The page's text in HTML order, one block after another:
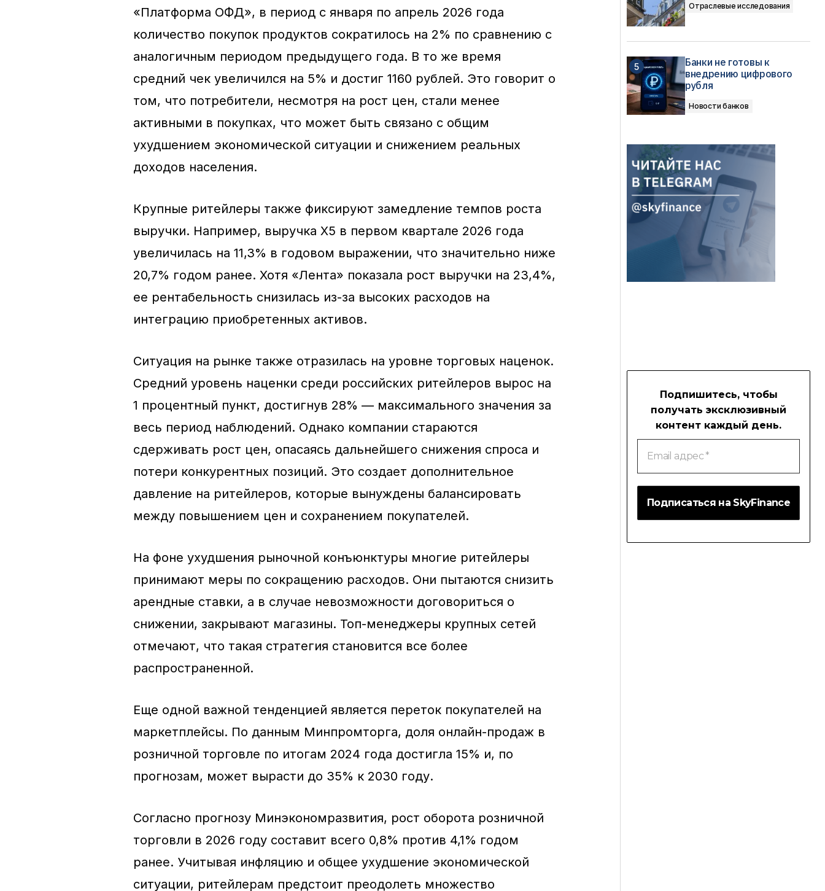
«Платформа ОФД», в период с января по апрель 2026 года
количество покупок продуктов сократилось на 2% по сравнению с
аналогичным периодом предыдущего года. В то же время
средний чек увеличился на 5% и достиг 1160 рублей. Это говорит о
том, что потребители, несмотря на рост цен, стали менее
активными в покупках, что может быть связано с общим
ухудшением экономической ситуации и снижением реальных
доходов населения.
Крупные ритейлеры также фиксируют замедление темпов роста
выручки. Например, выручка X5 в первом квартале 2026 года
увеличилась на 11,3% в годовом выражении, что значительно ниже
20,7% годом ранее. Хотя «Лента» показала рост выручки на 23,4%,
ее рентабельность снизилась из-за высоких расходов на
интеграцию приобретенных активов.
Ситуация на рынке также отразилась на уровне торговых наценок.
Средний уровень наценки среди российских ритейлеров вырос на
1 процентный пункт, достигнув 28% — максимального значения за
весь период наблюдений. Однако компании стараются
сдерживать рост цен, опасаясь дальнейшего снижения спроса и
потери конкурентных позиций. Это создает дополнительное
давление на ритейлеров, которые вынуждены балансировать
между повышением цен и сохранением покупателей.
На фоне ухудшения рыночной конъюнктуры многие ритейлеры
принимают меры по сокращению расходов. Они пытаются снизить
арендные ставки, а в случае невозможности договориться о
снижении, закрывают магазины. Топ-менеджеры крупных сетей
отмечают, что такая стратегия становится все более
распространенной.
Еще одной важной тенденцией является переток покупателей на
маркетплейсы. По данным Минпромторга, доля онлайн-продаж в
розничной торговле по итогам 2024 года достигла 15% и, по
прогнозам, может вырасти до 35% к 2030 году.
Согласно прогнозу Минэкономразвития, рост оборота розничной
торговли в 2026 году составит всего 0,8% против 4,1% годом
ранее. Учитывая инфляцию и общее ухудшение экономической
ситуации, ритейлерам предстоит преодолеть множество
Отраслевые исследования
Банки не готовы к
внедрению цифрового
рубля
Новости банков
Подпишитесь, чтобы
получать эксклюзивный
контент каждый день.
адрес